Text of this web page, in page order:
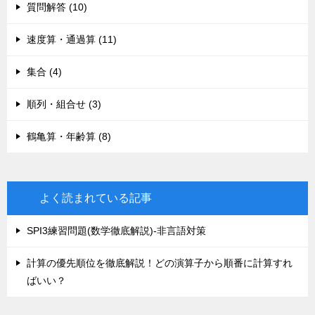
質問解答 (10)
速度算・通過算 (11)
集合 (4)
順列・組合せ (3)
鶴亀算・年齢算 (8)
よく読まれている記事
SPI3練習問題(数学徹底解説)-非言語対策
計算の優先順位を徹底解説！どの演算子から順番に計算すれ
ばいい？